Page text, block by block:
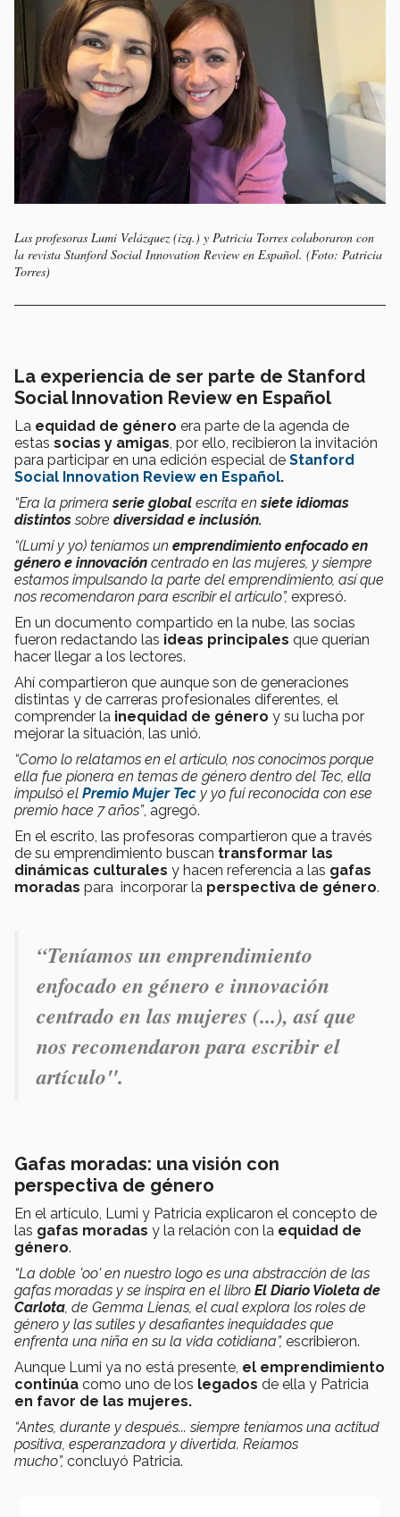
Las profesoras Lumi Velázquez (izq.) y Patricia Torres colaboraron con
la revista Stanford Social Innovation Review en Español. (Foto: Patricia
Torres)
La experiencia de ser parte de Stanford
Social Innovation Review en Español
La equidad de género era parte de la agenda de
estas socias y amigas, por ello, recibieron la invitación
para participar en una edición especial de Stanford
Social Innovation Review en Español.
“Era la primera serie global escrita ensiete idiomas
distintossobre diversidad e inclusión.
“(Lumi y yo) teníamos un emprendimiento enfocado en
género e innovación centrado en las mujeres, y siempre
estamos impulsando la parte del emprendimiento, así que
nos recomendaron para escribir el artículo”, expresó.
En un documento compartido en la nube, las socias
fueron redactando las ideas principales que querían
hacer llegar a los lectores.
Ahí compartieron que aunque son de generaciones
distintas y de carreras profesionales diferentes, el
comprender la inequidad de género y su lucha por
mejorar la situación, las unió.
“Como lo relatamos en el artículo, nos conocimos porque
ella fue pionera en temas de género dentro del Tec, ella
impulsó el Premio Mujer Tec y yo fui reconocida con ese
premio hace 7 años”, agregó.
En el escrito, las profesoras compartieron que a través
de su emprendimiento buscan transformar las
dinámicas culturales y hacen referencia a las gafas
moradas para incorporar la perspectiva de género.
“Teníamos un emprendimiento
enfocado en género e innovación
centrado en las mujeres (...), así que
nos recomendaron para escribir el
artículo".
Gafas moradas: una visión con
perspectiva de género
En el artículo, Lumi y Patricia explicaron el concepto de
las gafas moradas y la relación con la equidad de
género.
“La doble 'oo' en nuestro logo es una abstracción de las
gafas moradas y se inspira en el libro El Diario Violeta de
Carlota, de Gemma Lienas, el cual explora los roles de
género y las sutiles y desafiantes inequidades que
enfrenta una niña en su la vida cotidiana”, escribieron.
Aunque Lumi ya no está presente, el emprendimiento
continúa como uno de los legados de ella y Patricia
en favor de las mujeres.
“Antes, durante y después... siempre teníamos una actitud
positiva, esperanzadora y divertida. Reíamos
mucho”, concluyó Patricia.